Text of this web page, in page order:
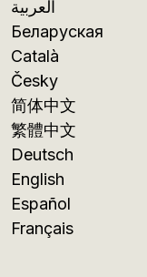
العربية
Беларуская
Català
Česky
简体中文
繁體中文
Deutsch
English
Español
Français